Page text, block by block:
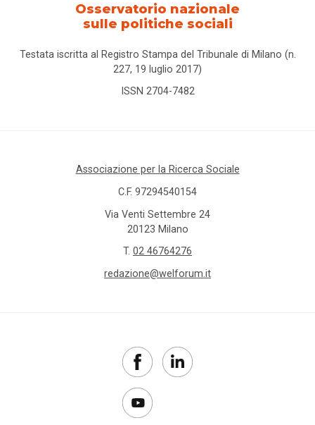
Osservatorio nazionale
sulle politiche sociali
Testata iscritta al Registro Stampa del Tribunale di Milano (n.
227, 19 luglio 2017)
ISSN 2704-7482
Associazione per la Ricerca Sociale
C.F. 97294540154
Via Venti Settembre 24
20123 Milano
T. 02 46764276
redazione@welforum.it